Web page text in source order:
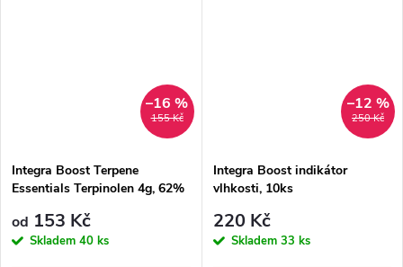
155 Kč
–16 %
Integra Boost Terpene
Essentials Terpinolen 4g, 62%
od 153 Kč
Skladem 40 ks
250 Kč
–12 %
Integra Boost indikátor
vlhkosti, 10ks
220 Kč
Skladem 33 ks